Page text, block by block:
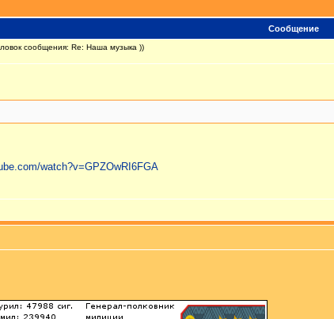
Сообщение
сообщения: Re: Наша музыка ))
watch?v=GPZOwRI6FGA